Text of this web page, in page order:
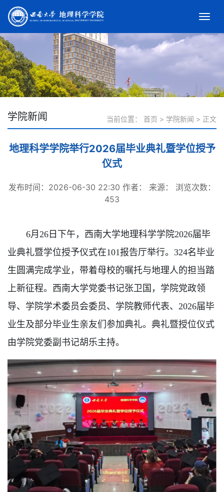
学院新闻 当前位置： 首页 > 学院新闻 > 正文
地理科学学院举行2026届毕业典礼暨学位授予
仪式
发布时间：2026-06-30 22:30 作者： 来源：
浏览次数：
453
6月26日下午，西南大学地理科学学院2026届毕
业典礼暨学位授予仪式在101报告厅举行。324名毕业
生圆满完成学业，带着母校的嘱托与地理人的担当踏
上新征程。西南大学党委书记张卫国， 学院党政领
导、学院学术委员会委员、学院教师代表、2026届毕
业生及部分毕业生亲友们 参加典礼。典礼暨授位仪式
由学院党委副书记胡乐主持。